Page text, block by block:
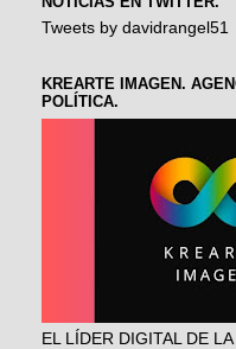
Tweets by davidrangel51
KREARTE IMAGEN.
POLÍTICA.
EL LÍDER DIGITAL DE